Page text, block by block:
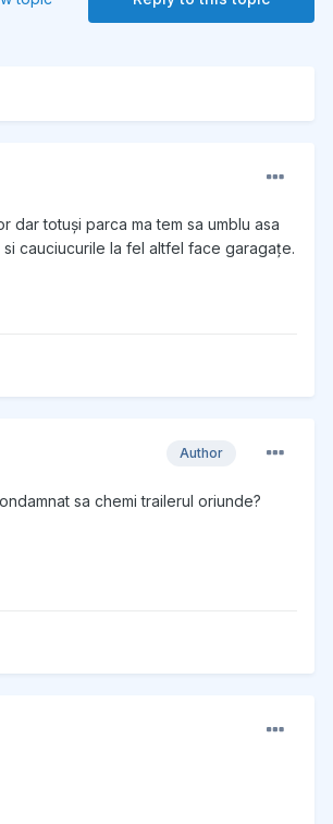
dar totuși parca ma tem sa umblu asa
cauciucurile la fel altfel face garagațe.
Author
sa chemi trailerul oriunde?